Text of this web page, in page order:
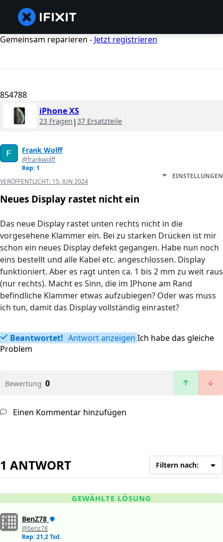
Gemeinsam reparieren - Jetzt registrieren
854788
iPhone XS
23 Fragen | 37 Ersatzteile
Frank Wolff
@frankwolff
Rep: 1
VERÖFFENTLICHT: 15. JUN 2024
EINSTELLUNGEN
Neues Display rastet nicht ein
Das neue Display rastet unten rechts nicht in die
vorgesehene Klammer ein. Bei zu starken Drücken ist mir
schon ein neues Display defekt gegangen. Habe nun noch
eins bestellt und alle Kabel etc. angeschlossen. Display
funktioniert. Aber es ragt unten ca. 1 bis 2 mm zu weit raus
(nur rechts). Macht es Sinn, die im IPhone am Rand
befindliche Klammer etwas aufzubiegen? Oder was muss
ich tun, damit das Display vollständig einrastet?
Beantwortet! Antwort anzeigen Ich habe das gleiche
Problem
Bewertung 0
Einen Kommentar hinzufügen
1 ANTWORT Filtern nach:
GEWÄHLTE LÖSUNG
BenZ78
@benz78
Rep: 21,2 Tsd.